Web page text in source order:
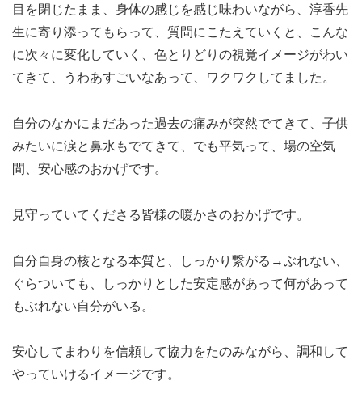
目を閉じたまま、身体の感じを感じ味わいながら、淳香先
生に寄り添ってもらって、質問にこたえていくと、こんな
に次々に変化していく、色とりどりの視覚イメージがわい
てきて、うわあすごいなあって、ワクワクしてました。
自分のなかにまだあった過去の痛みが突然でてきて、子供
みたいに涙と鼻水もでてきて、でも平気って、場の空気
間、安心感のおかげです。
見守っていてくださる皆様の暖かさのおかげです。
自分自身の核となる本質と、しっかり繋がる→ぶれない、
ぐらついても、しっかりとした安定感があって何があって
もぶれない自分がいる。
安心してまわりを信頼して協力をたのみながら、調和して
やっていけるイメージです。